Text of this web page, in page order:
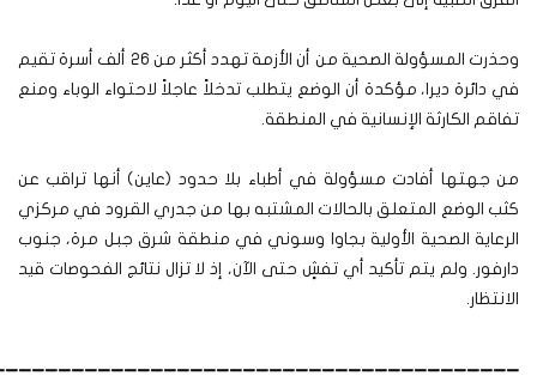
وحذرت المسؤولة الصحية من أن الأزمة تهدد أكثر من 26 ألف أسرة تقيم
في دائرة ديرا، مؤكدة أن الوضع يتطلب تدخلاً عاجلاً لاحتواء الوباء ومنع
تفاقم الكارثة الإنسانية في المنطقة.
من جهتها أفادت مسؤولة في أطباء بلا حدود (عاين) أنها تراقب عن
كثب الوضع المتعلق بالحالات المشتبه بها من جدري القرود في مركزي
الرعاية الصحية الأولية بجاوا وسوني في منطقة شرق جبل مرة، جنوب
دارفور. ولم يتم تأكيد أي تفشٍ حتى الآن، إذ لا تزال نتائج الفحوصات قيد
الانتظار.